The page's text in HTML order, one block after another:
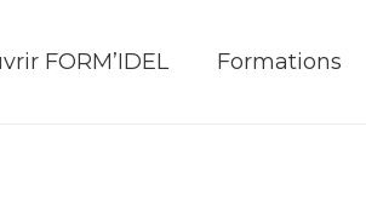
FORM’IDEL Formations